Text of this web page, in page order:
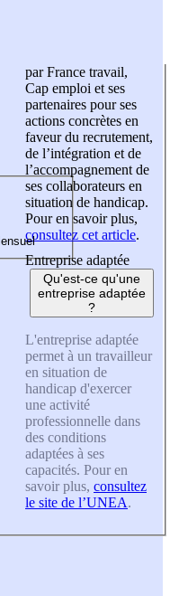
par France travail,
Cap emploi et ses
partenaires pour ses
actions concrètes en
faveur du recrutement,
de l’intégration et de
l’accompagnement de
ses collaborateurs en
situation de handicap.
Pour en savoir plus,
consultez cet article.
Entreprise adaptée
Qu'est-ce qu'une
entreprise adaptée
?
L'entreprise adaptée
permet à un travailleur
en situation de
handicap d'exercer
une activité
professionnelle dans
des conditions
adaptées à ses
capacités. Pour en
savoir plus, consultez
le site de l’UNEA.